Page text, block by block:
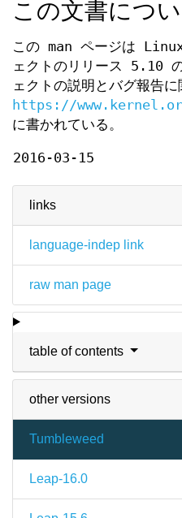
links
language-indep link
raw man page
table of contents
other versions
Tumbleweed
Leap-16.0
この文書につ
この man ページは
ェクトのリリース 5.10
ェクトの説明とバグ報告
https://
に書かれている。
2016-03-15